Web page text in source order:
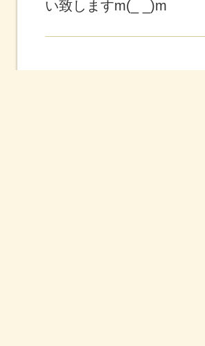
い致しますm(_ _)m